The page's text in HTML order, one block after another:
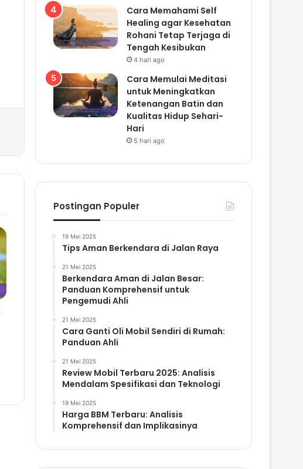
Cara Memahami Self
Healing agar Kesehatan
Rohani Tetap Terjaga di
Tengah Kesibukan
4 hari ago
Cara Memulai Meditasi
untuk Meningkatkan
Ketenangan Batin dan
Kualitas Hidup Sehari-
Hari
5 hari ago
Postingan Populer
19 Mei 2025
Tips Aman Berkendara di Jalan Raya
21 Mei 2025
Berkendara Aman di Jalan Besar:
Panduan Komprehensif untuk
Pengemudi Ahli
21 Mei 2025
Cara Ganti Oli Mobil Sendiri di Rumah:
Panduan Ahli
21 Mei 2025
Review Mobil Terbaru 2025: Analisis
Mendalam Spesifikasi dan Teknologi
19 Mei 2025
Harga BBM Terbaru: Analisis
Komprehensif dan Implikasinya